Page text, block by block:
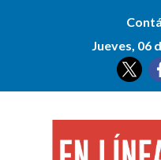
Jueves, 06